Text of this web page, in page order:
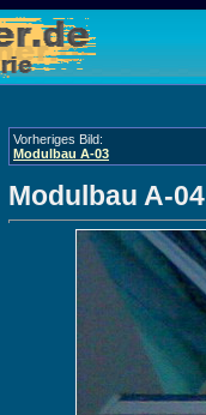
Vorheriges Bild:
Modulbau A-03
Modulbau A-04